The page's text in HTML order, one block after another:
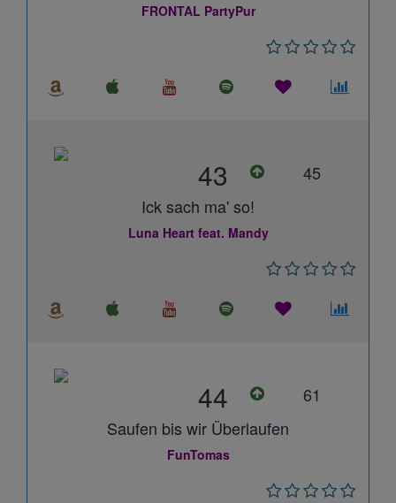
FRONTAL PartyPur
43
45
Ick sach ma' so!
Luna Heart feat. Mandy
44
61
Saufen bis wir Überlaufen
FunTomas